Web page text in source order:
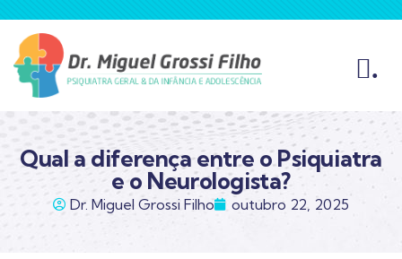
Qual a diferença entre o Psiquiatra
e o Neurologista?
Dr. Miguel Grossi Filho outubro 22, 2025